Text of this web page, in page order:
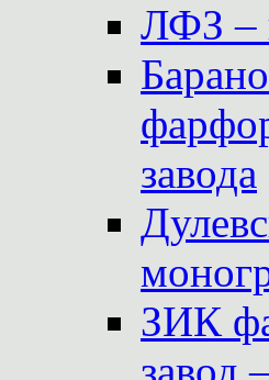
ЛФЗ –
завода
ЗИК